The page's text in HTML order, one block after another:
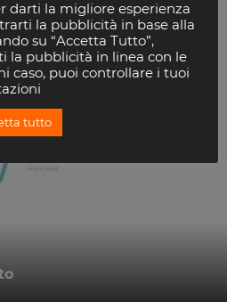
darti la migliore esperienza
la pubblicità in base alla
su “Accetta Tutto”,
la pubblicità in linea con le
caso, puoi controllare i tuoi
tutto